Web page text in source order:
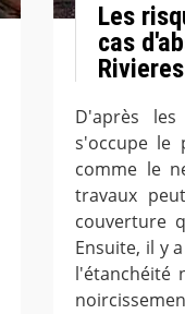
Les
cas
D'après
s'occupe le
comme le
travaux
couverture
Ensuite, il y
l'étanchéité